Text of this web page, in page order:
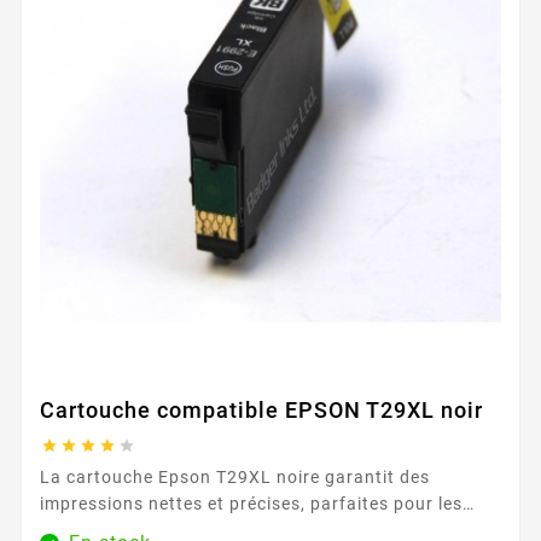
Cartouche compatible EPSON T29XL noir
    
La cartouche Epson T29XL noire garantit des
impressions nettes et précises, parfaites pour les
documents professionnels et les impressions